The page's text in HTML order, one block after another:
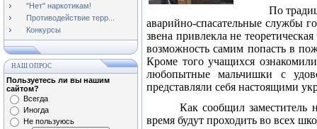
"Нет" наркотикам!
Противодействие терр...
Конкурсы
НАШ ОПРОС
Пользуетесь ли вы нашим
сайтом?
Всегда
Иногда
Не пользуюсь
По
аварийно-спасательные службы
звена привлекла не
возможность самим попасть в
Кроме того учащихся
любопытные мальчишки с
представляли себя настоящими
Как сообщил
время будут проходить во всех